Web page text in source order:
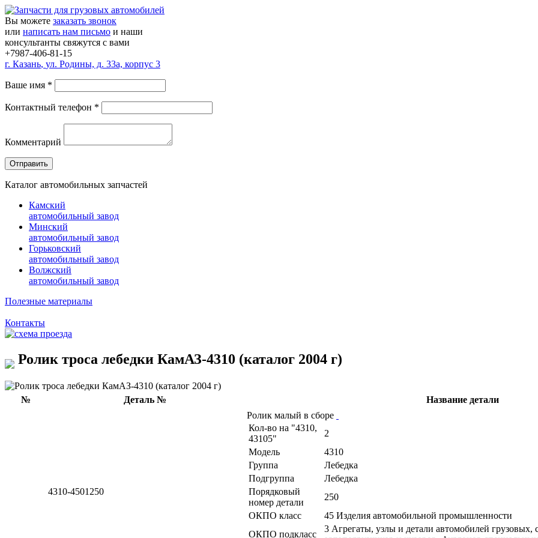
Вы можете заказать звонок
или написать нам письмо и наши
консультанты свяжутся с вами
+7987-406-81-15
г. Казань, ул. Родины, д. 33а, корпус 3
Ваше имя *
Контактный телефон *
Комментарий
Каталог автомобильных запчастей
Камский
автомобильный завод
Минский
автомобильный завод
Горьковский
автомобильный завод
Волжский
автомобильный завод
Полезные материалы
Контакты
Ролик троса лебедки КамАЗ-4310 (каталог 2004 г)
№ Деталь № Название детали
4310-4501250
Ролик малый в сборе
Кол-во на "4310,
43105"
2
Модель
4310
Группа
Лебедка
Подгруппа
Лебедка
Порядковый
номер детали
250
ОКПО класс
45 Изделия автомобильной промышленности
ОКПО подкласс
3 Агрегаты, узлы и детали автомобилей грузовых,